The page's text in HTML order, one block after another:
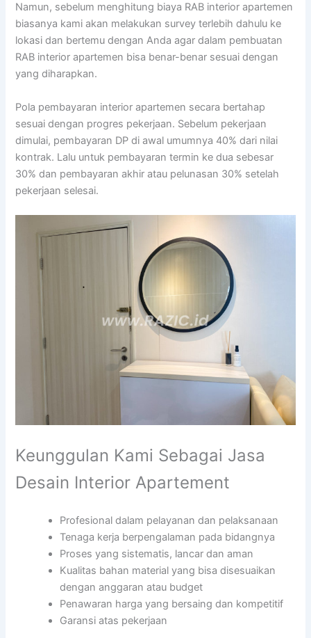
Namun, sebelum menghitung biaya RAB interior apartemen
biasanya kami akan melakukan survey terlebih dahulu ke
lokasi dan bertemu dengan Anda agar dalam pembuatan
RAB interior apartemen bisa benar-benar sesuai dengan
yang diharapkan.
Pola pembayaran interior apartemen secara bertahap
sesuai dengan progres pekerjaan. Sebelum pekerjaan
dimulai, pembayaran DP di awal umumnya 40% dari nilai
kontrak. Lalu untuk pembayaran termin ke dua sebesar
30% dan pembayaran akhir atau pelunasan 30% setelah
pekerjaan selesai.
Keunggulan Kami Sebagai Jasa
Desain Interior Apartement
Profesional dalam pelayanan dan pelaksanaan
Tenaga kerja berpengalaman pada bidangnya
Proses yang sistematis, lancar dan aman
Kualitas bahan material yang bisa disesuaikan
dengan anggaran atau budget
Penawaran harga yang bersaing dan kompetitif
Garansi atas pekerjaan